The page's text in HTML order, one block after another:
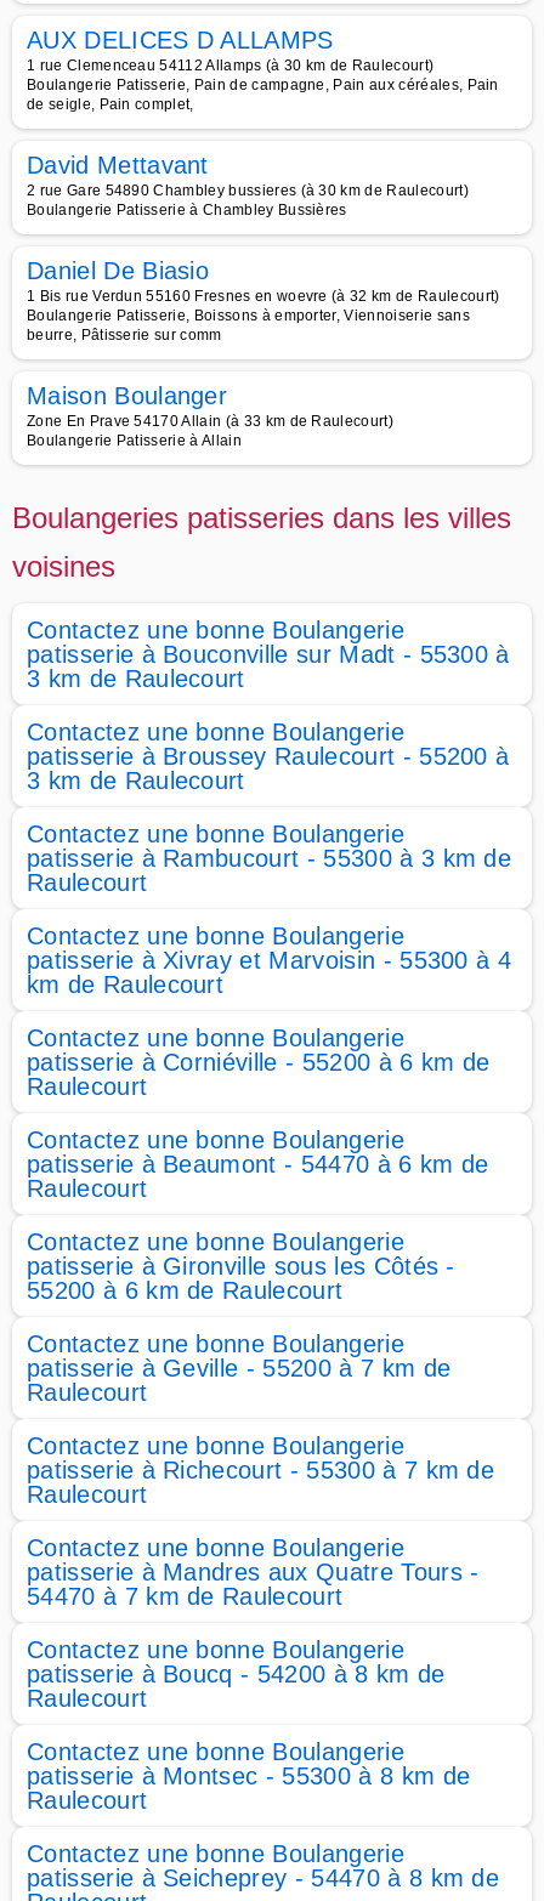
AUX DELICES D ALLAMPS
1 rue Clemenceau 54112 Allamps (à 30 km de Raulecourt)
Boulangerie Patisserie, Pain de campagne, Pain aux céréales, Pain
de seigle, Pain complet,
David Mettavant
2 rue Gare 54890 Chambley bussieres (à 30 km de Raulecourt)
Boulangerie Patisserie à Chambley Bussières
Daniel De Biasio
1 Bis rue Verdun 55160 Fresnes en woevre (à 32 km de Raulecourt)
Boulangerie Patisserie, Boissons à emporter, Viennoiserie sans
beurre, Pâtisserie sur comm
Maison Boulanger
Zone En Prave 54170 Allain (à 33 km de Raulecourt)
Boulangerie Patisserie à Allain
Boulangeries patisseries dans les villes
voisines
Contactez une bonne Boulangerie
patisserie à Bouconville sur Madt - 55300 à
3 km de Raulecourt
Contactez une bonne Boulangerie
patisserie à Broussey Raulecourt - 55200 à
3 km de Raulecourt
Contactez une bonne Boulangerie
patisserie à Rambucourt - 55300 à 3 km de
Raulecourt
Contactez une bonne Boulangerie
patisserie à Xivray et Marvoisin - 55300 à 4
km de Raulecourt
Contactez une bonne Boulangerie
patisserie à Corniéville - 55200 à 6 km de
Raulecourt
Contactez une bonne Boulangerie
patisserie à Beaumont - 54470 à 6 km de
Raulecourt
Contactez une bonne Boulangerie
patisserie à Gironville sous les Côtés -
55200 à 6 km de Raulecourt
Contactez une bonne Boulangerie
patisserie à Geville - 55200 à 7 km de
Raulecourt
Contactez une bonne Boulangerie
patisserie à Richecourt - 55300 à 7 km de
Raulecourt
Contactez une bonne Boulangerie
patisserie à Mandres aux Quatre Tours -
54470 à 7 km de Raulecourt
Contactez une bonne Boulangerie
patisserie à Boucq - 54200 à 8 km de
Raulecourt
Contactez une bonne Boulangerie
patisserie à Montsec - 55300 à 8 km de
Raulecourt
Contactez une bonne Boulangerie
patisserie à Seicheprey - 54470 à 8 km de